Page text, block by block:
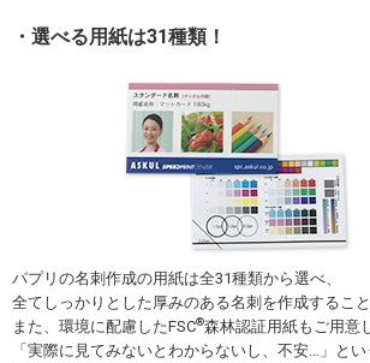
選べる用紙は31種類！
パプリの名刺作成の用紙は全31種類から選べ、
全てしっかりとした厚みのある名刺を作成すること
また、環境に配慮したFSC®森林認証用紙もご用意
「実際に見てみないとわからないし、不安…」と